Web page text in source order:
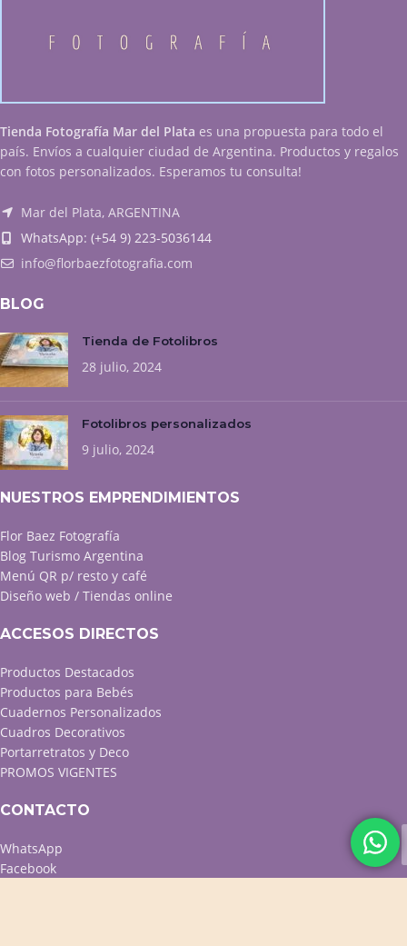
Tienda Fotografía Mar del Plata es una propuesta para todo el
país. Envíos a cualquier ciudad de Argentina. Productos y regalos
con fotos personalizados. Esperamos tu consulta!
Mar del Plata, ARGENTINA
WhatsApp: (+54 9) 223-5036144
info@florbaezfotografia.com
BLOG
Tienda de Fotolibros
28 julio, 2024
Fotolibros personalizados
9 julio, 2024
NUESTROS EMPRENDIMIENTOS
Flor Baez Fotografía
Blog Turismo Argentina
Menú QR p/ resto y café
Diseño web / Tiendas online
ACCESOS DIRECTOS
Productos Destacados
Productos para Bebés
Cuadernos Personalizados
Cuadros Decorativos
Portarretratos y Deco
PROMOS VIGENTES
CONTACTO
WhatsApp
Facebook